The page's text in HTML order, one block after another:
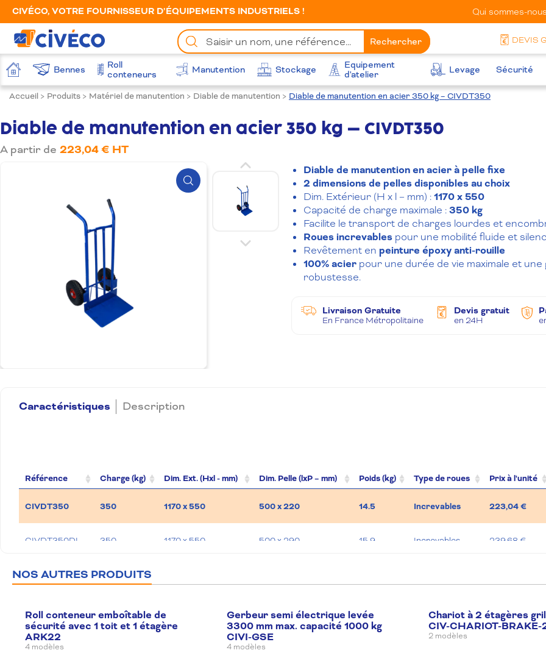
CIVÉCO, VOTRE FOURNISSEUR D’ÉQUIPEMENTS INDUSTRIELS ! Qui sommes-
Chercher
un
produit
Rechercher DEVIS
Accueil Bennes
Roll
conteneurs
Manutention Stockage
Equipement
d'atelier
Levage Sécurité
Accueil > Produits > Matériel de manutention > Diable de manutention > Diable de manutention en acier 350 kg – CIVDT350
Diable de manutention en acier 350 kg – CIVDT350
A partir de 223,04 € HT
Zoom
Diable de manutention en acier à pelle fixe
2 dimensions de pelles disponibles au choix
Dim. Extérieur (H x l – mm) :1170 x 550
Capacité de charge maximale :350 kg
Facilite le transport de charges lourdes et
Roues increvables pour une mobilité fluide et
Revêtement en peinture époxy anti-rouille
100% acier pour une durée de vie maximale et une
robustesse.
Livraison Gratuite
En France Métropolitaine
Devis gratuit
en 24H
Caractéristiques Description
Référence Charge (kg) Dim. Ext. (Hxl - mm) Dim. Pelle (lxP – mm) Poids (kg) Type de roues Prix à l'unité
CIVDT350 350 1170 x 550 500 x 220 14.5 Increvables 223,04 €
CIVDT350DL 350 1170 x 550 500 x 290 15.9 Increvables 239,68 €
NOS AUTRES PRODUITS
Roll conteneur emboîtable de
sécurité avec 1 toit et 1 étagère
ARK22
4 modèles
Gerbeur semi électrique levée
3300 mm max. capacité 1000 kg
CIVI-GSE
4 modèles
Chariot à 2 étagères
CIV-CHARIOT-BRAKE-
2 modèles